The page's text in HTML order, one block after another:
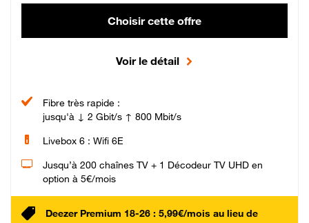
Choisir cette offre
Voir le détail
Fibre très rapide :
jusqu'à ↓ 2 Gbit/s ↑ 800 Mbit/s
Livebox 6 : Wifi 6E
Jusqu’à 200 chaînes TV + 1 Décodeur TV UHD en
option à 5€/mois
Deezer Premium 18-26 : 5,99€/mois au lieu de